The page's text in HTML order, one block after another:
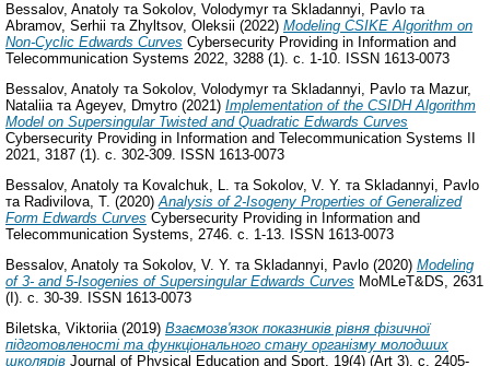
Bessalov, Anatoly та Sokolov, Volodymyrта Skladannyi, Pavlo та
Abramov, Serhii та Zhyltsov, Oleksii (2022) Modeling CSIKE Algorithm on
Non-Cyclic Edwards Curves Cybersecurity Providing in Information and
Telecommunication Systems 2022, 3288 (1). с. 1-10. ISSN 1613-0073
Bessalov, Anatoly та Sokolov, Volodymyrта Skladannyi, Pavlo та Mazur,
Nataliiaта Ageyev, Dmytro (2021) Implementation of the CSIDH Algorithm
Model on Supersingular Twisted and Quadratic Edwards Curves
Cybersecurity Providing in Information and Telecommunication Systems II
2021, 3187 (1). с. 302-309. ISSN 1613-0073
Bessalov, Anatoly та Kovalchuk, L. та Sokolov, V. Y. та Skladannyi, Pavlo
та Radivilova, T. (2020) Analysis of 2-Isogeny Properties of Generalized
Form Edwards Curves Cybersecurity Providing in Information and
Telecommunication Systems, 2746. с. 1-13. ISSN 1613-0073
Bessalov, Anatoly та Sokolov, V. Y. та Skladannyi, Pavlo (2020) Modeling
of 3- and 5-Isogenies of Supersingular Edwards Curves MoMLeT&DS, 2631
(I). с. 30-39. ISSN 1613-0073
Biletska, Viktoriia (2019) Взаємозв'язок показників рівня фізичної
підготовленості та функціонального стану організму молодших
школярів Journal of Physical Education and Sport, 19(4) (Art 3). с. 2405-